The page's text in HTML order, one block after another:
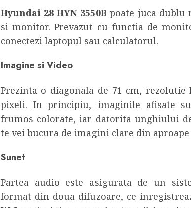
Hyundai 28 HYN 3550Bpoate juca dublu
si monitor. Prevazut cu functia de
conectezi laptopul sau calculatorul.
Imagine si Video
Prezinta o diagonala de 71 cm, rezolutie
pixeli. In principiu, imaginile afisate
frumos colorate, iar datorita unghiului
te vei bucura de imagini clare din
Sunet
Partea audio este asigurata de un
format din doua difuzoare, ce